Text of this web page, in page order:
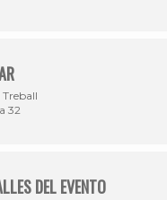
32
DEL EVENTO